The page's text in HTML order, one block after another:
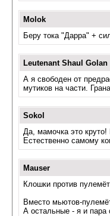
Molok
Беру тока "Дарра" +
Leutenant Shaul Golan
А я свободен от
мутиков на части.
Sokol
Да, мамочка это круто!
Естественно самому
Mauser
Клошки против
Вместо мьютов-
А остальные - я и пара